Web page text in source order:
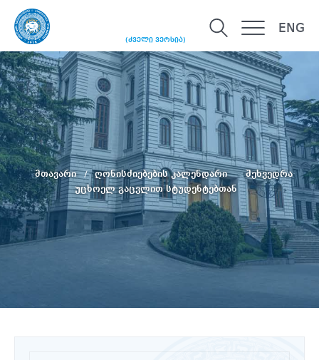
(ძველი ვერსია)
ENG
მთავარი ღონისძიებების კალენდარი
შეხვედრა
უცხოელ გაცვლით სტუდენტებთან